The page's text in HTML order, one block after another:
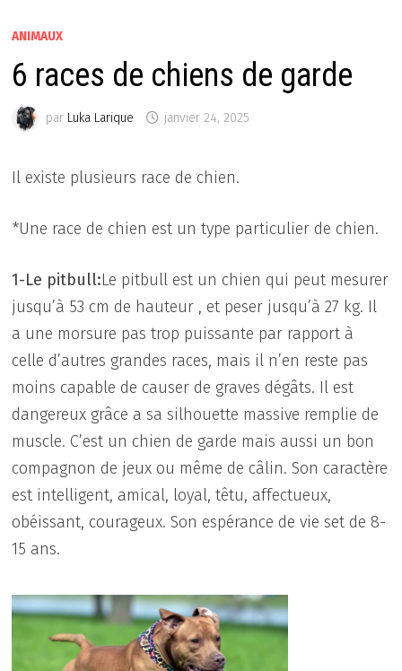
ANIMAUX
6 races de chiens de garde
par Luka Larique janvier 24, 2025
Il existe plusieurs race de chien.
*Une race de chien est un type particulier de chien.
1-Le pitbull:Le pitbull est un chien qui peut mesurer
jusqu’à 53 cm de hauteur , et peser jusqu’à 27 kg. Il
a une morsure pas trop puissante par rapport à
celle d’autres grandes races, mais il n’en reste pas
moins capable de causer de graves dégâts. Il est
dangereux grâce a sa silhouette massive remplie de
muscle. C’est un chien de garde mais aussi un bon
compagnon de jeux ou même de câlin. Son caractère
est intelligent, amical, loyal, têtu, affectueux,
obéissant, courageux. Son espérance de vie set de 8-
15 ans.